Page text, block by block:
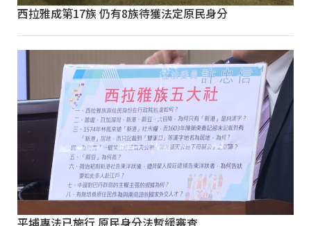
西拉雅成第17族 仍有8族待獲法定原民身分